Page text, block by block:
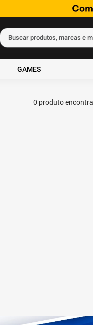
Buscar produtos, marcas
GAMES
0 produto
Termos mais buscados